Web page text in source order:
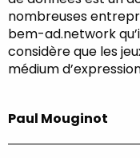
nombreuses
bem-ad.network
considère que les
médium
Paul Mouginot